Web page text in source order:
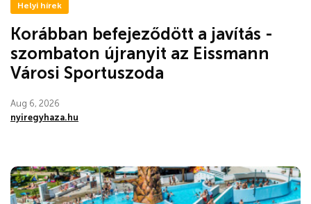
Helyi hírek
Korábban befejeződött a javítás -
szombaton újranyit az Eissmann
Városi Sportuszoda
Aug 6, 2026
nyiregyhaza.hu